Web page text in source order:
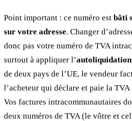
Point important : ce numéro est bâti
sur votre adresse. Changer
donc pas votre numéro de TVA
surtout à appliquer l’autoliquidation
de deux pays de l’UE, le vendeur
l’acheteur qui déclare et paie la TVA
Vos factures intracommunautaires
deux numéros de TVA (le vôtre et